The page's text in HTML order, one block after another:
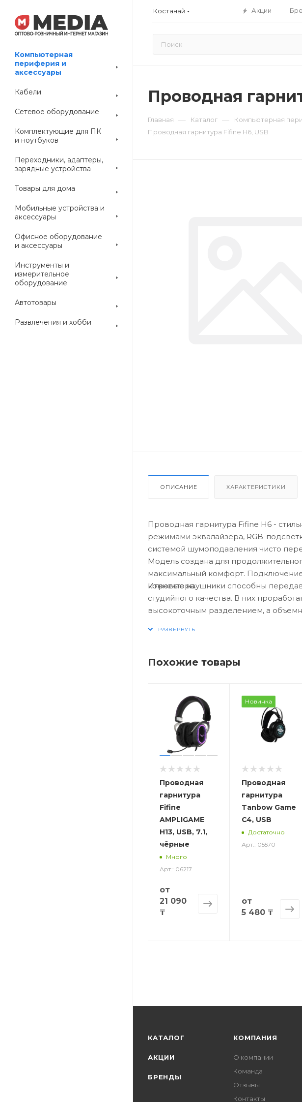
Костанай Акции
Компьютерная
периферия и
аксессуары
Кабели
Сетевое оборудование
Комплектующие для ПК
и ноутбуков
Переходники, адаптеры,
зарядные устройства
Товары для дома
Мобильные устройства и
аксессуары
Офисное оборудование
и аксессуары
Инструменты и
измерительное
оборудование
Автотовары
Развлечения и хобби
Проводная
Главная — Каталог — Компьютерная
Проводная гарнитура Fifine H6, USB
ОПИСАНИЕ ХАРАКТЕРИСТИКИ
Проводная гарнитура Fifine H6 -
режимами эквалайзера, RGB-
системой шумоподавления чисто
Модель создана для
максимальный комфорт.
коннектора.
Игровые наушники способны
студийного качества. В них
высокоточным разделением, а
Похожие товары
Проводная
гарнитура
Fifine
AMPLIGAME
H13, USB, 7.1,
чёрные
Много
Арт.: 06217
от
21 090
₸
Новинка
Проводная
гарнитура
Tanbow Game
C4, USB
Достаточно
Арт.: 05570
от
5 480 ₸
КАТАЛОГ
АКЦИИ
БРЕНДЫ
КОМПАНИЯ
О компании
Команда
Отзывы
Контакты